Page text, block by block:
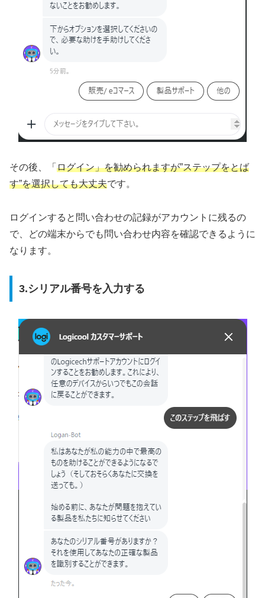
その後、「 ログイン」を勧められますが”ステップをとば
す”を選択しても大丈夫です。
ログインすると問い合わせの記録がアカウントに残るの
で、どの端末からでも問い合わせ内容を確認できるように
なります。
3.シリアル番号を入力する